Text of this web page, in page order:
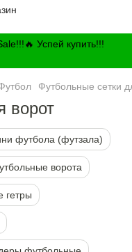
Успей купить!!!
Футбольные сетки
ворот
футбола (футзала)
ворота
гетры